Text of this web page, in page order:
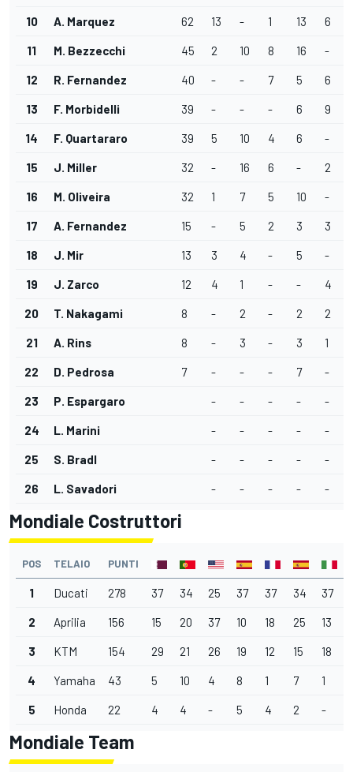
10 A. Marquez 62 13 - 1 13 6
11 M. Bezzecchi 45 2 10 8 16 -
12 R. Fernandez 40 - - 7 5 6
13 F. Morbidelli 39 - - - 6 9
14 F. Quartararo 39 5 10 4 6 -
15 J. Miller 32 - 16 6 - 2
16 M. Oliveira 32 1 7 5 10 -
17 A. Fernandez 15 - 5 2 3 3
18 J. Mir 13 3 4 - 5 -
19 J. Zarco 12 4 1 - - 4
20 T. Nakagami 8 - 2 - 2 2
21 A. Rins 8 - 3 - 3 1
22 D. Pedrosa 7 - - - 7 -
23 P. Espargaro - - - - -
24 L. Marini - - - - -
25 S. Bradl - - - - -
26 L. Savadori - - - - -
Mondiale Costruttori
POS TELAIO PUNTI
1 Ducati 278 37 34 25 37 37 34 37
2 Aprilia 156 15 20 37 10 18 25 13
3 KTM 154 29 21 26 19 12 15 18
4 Yamaha 43 5 10 4 8 1 7 1
5 Honda 22 4 4 - 5 4 2 -
Mondiale Team